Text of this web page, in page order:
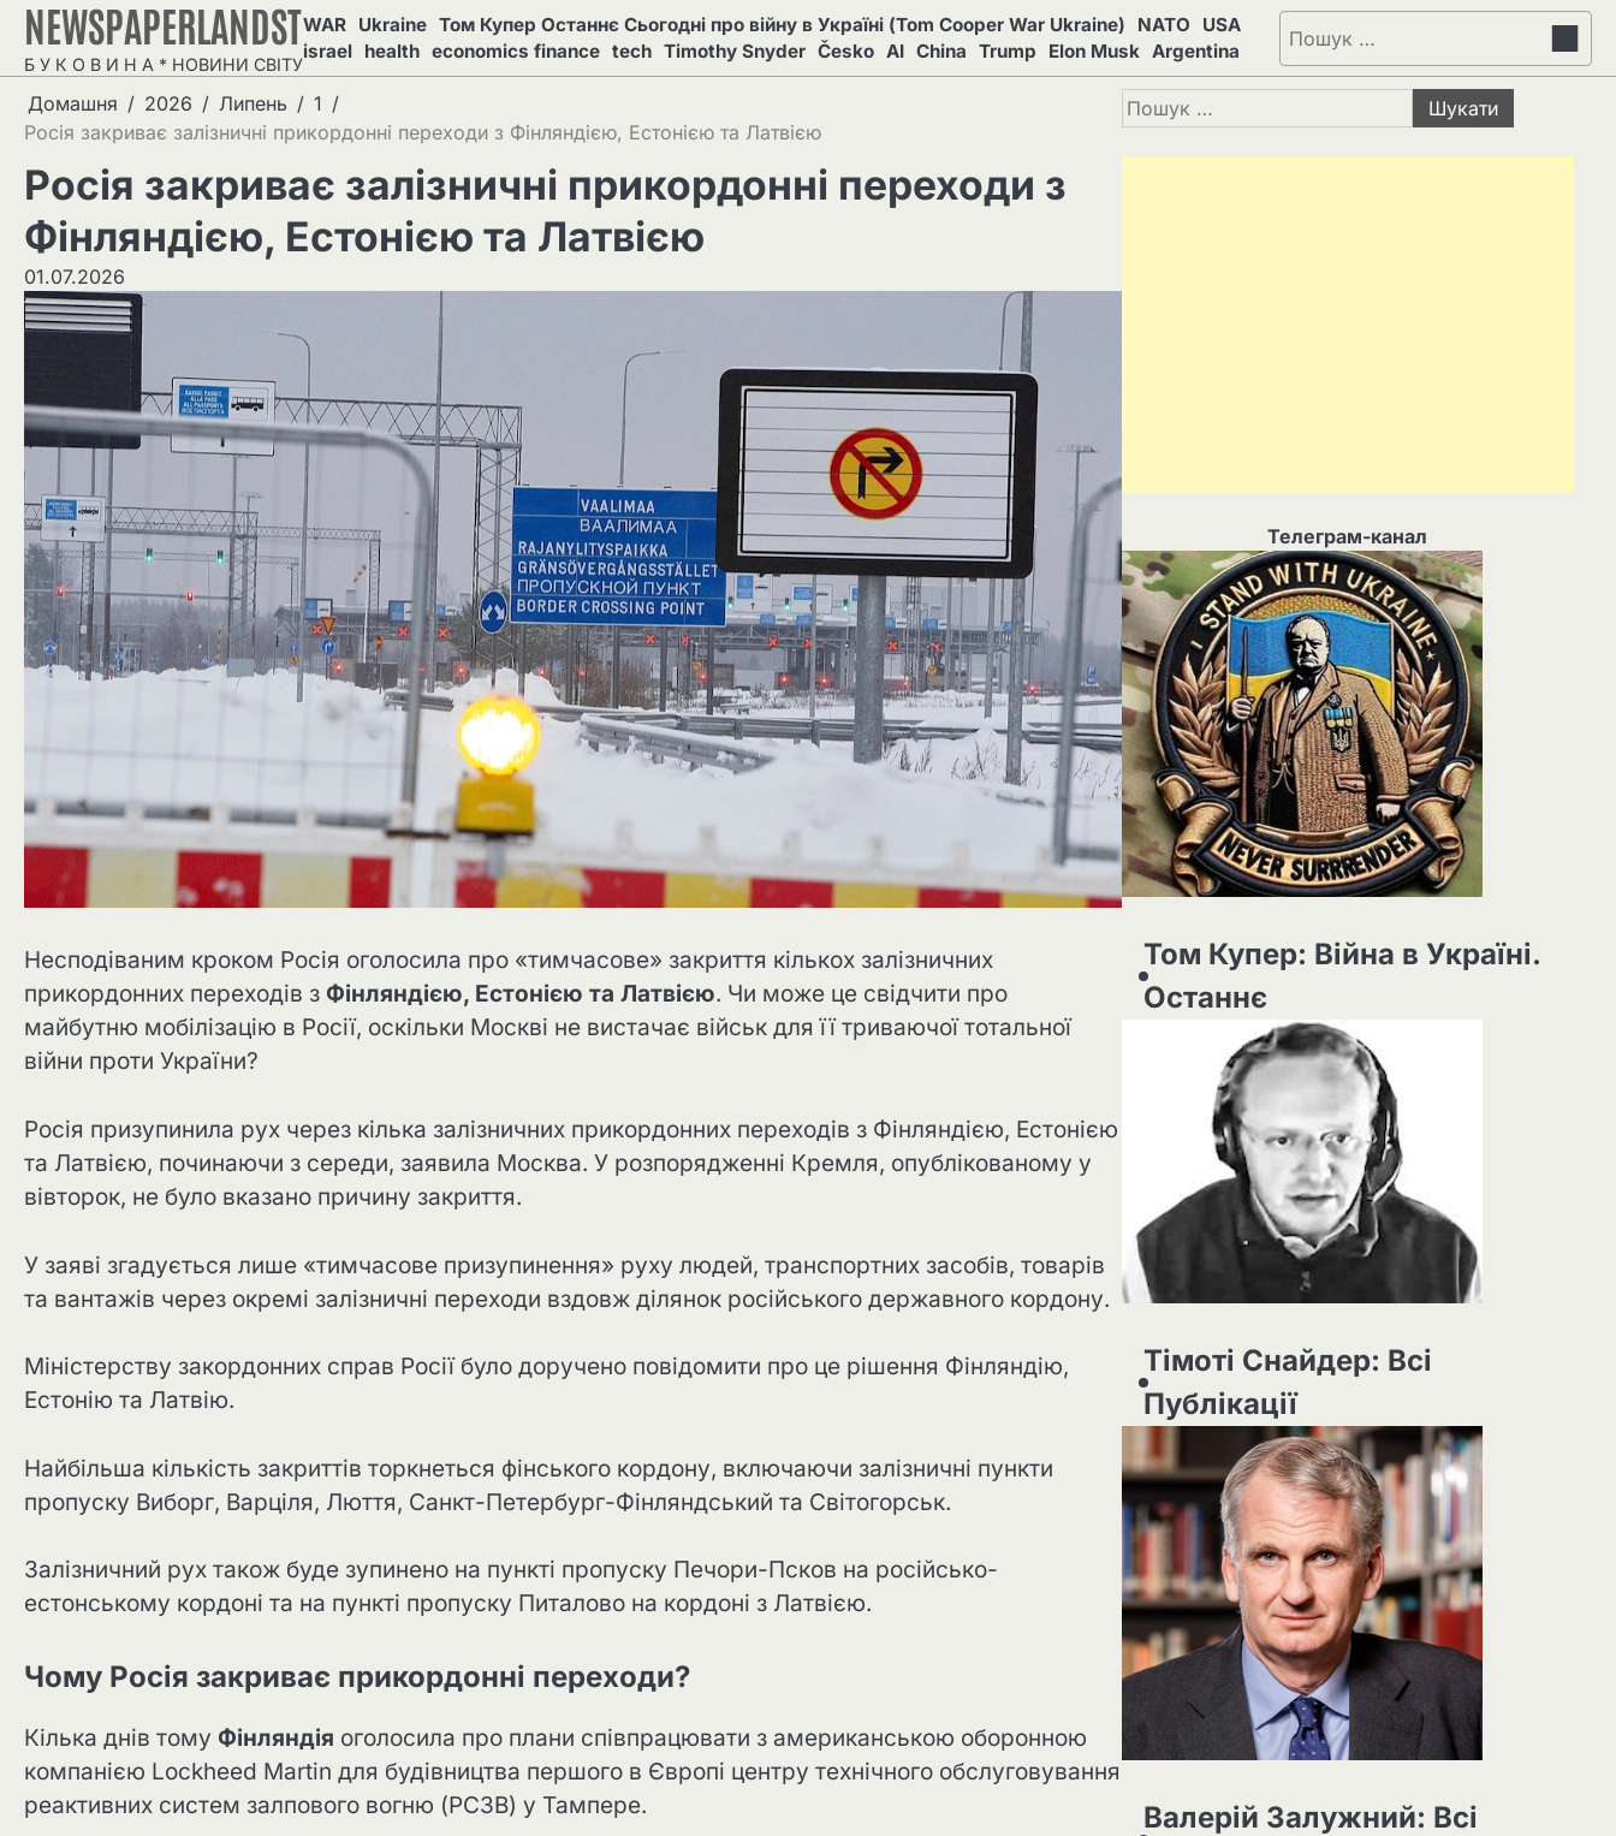
Перейти
вмісту
NEWSPAPERLANDST
Б У К О В И Н А * НОВИНИ СВІТУ
WAR Ukraine Том Купер Останнє Сьогодні про війну в Україні (Tom Cooper War Ukraine) NATO
USA
israel health economics finance tech Timothy Snyder Česko AI China Trump Elon Musk Argentina
Пошук:
Домашня 2026 Липень
1
Росія закриває залізничні прикордонні переходи з Фінляндією, Естонією та Латвією
Росія закриває залізничні прикордонні переходи з
Фінляндією, Естонією та Латвією
01.07.2026
Несподіваним кроком Росія оголосила про «тимчасове» закриття кількох залізничних
прикордонних переходів з Фінляндією, Естонією та Латвією. Чи може це свідчити про
майбутню мобілізацію в Росії, оскільки Москві не вистачає військ для її триваючої тотальної
війни проти України?
Росія призупинила рух через кілька залізничних прикордонних переходів з Фінляндією, Естонією
та Латвією, починаючи з середи, заявила Москва. У розпорядженні Кремля, опублікованому у
вівторок, не було вказано причину закриття.
У заяві згадується лише «тимчасове призупинення» руху людей, транспортних засобів, товарів
та вантажів через окремі залізничні переходи вздовж ділянок російського державного кордону.
Міністерству закордонних справ Росії було доручено повідомити про це рішення Фінляндію,
Естонію та Латвію.
Найбільша кількість закриттів торкнеться фінського кордону, включаючи залізничні пункти
пропуску Виборг, Варціля, Люття, Санкт-Петербург-Фінляндський та Світогорськ.
Залізничний рух також буде зупинено на пункті пропуску Печори-Псков на російсько-
естонському кордоні та на пункті пропуску Питалово на кордоні з Латвією.
Чому Росія закриває прикордонні переходи?
Кілька днів тому Фінляндія оголосила про плани співпрацювати з американською оборонною
компанією Lockheed Martin для будівництва першого в Європі центру технічного обслуговування
реактивних систем залпового вогню (РСЗВ) у Тампере.
Пошук:
Телеграм-канал
Том Купер: Війна в Україні.
Останнє
Тімоті Снайдер: Всі
Публікації
Валерій Залужний: Всі